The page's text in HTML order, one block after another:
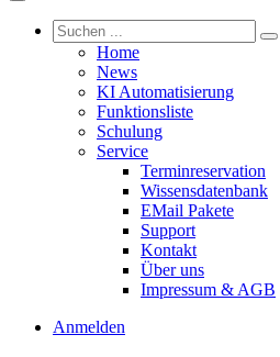
Home
News
KI Automatisierung
Funktionsliste
Schulung
Service
Terminreservation
Wissensdatenbank
EMail Pakete
Support
Kontakt
Über uns
Impressum & AGB
Anmelden